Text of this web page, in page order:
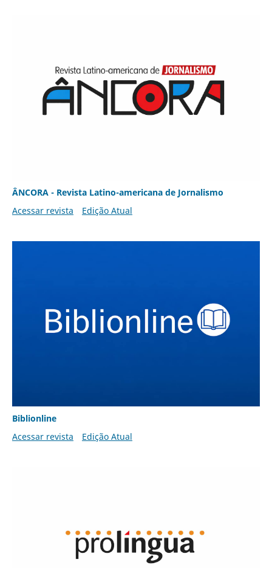
ÂNCORA - Revista Latino-americana de Jornalismo
Acessar revista
Edição Atual
Biblionline
Acessar revista
Edição Atual